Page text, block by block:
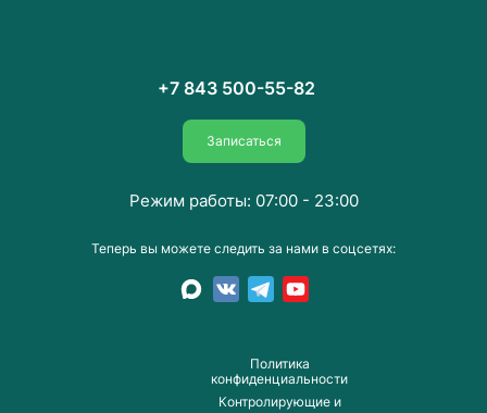
Пoлитика
конфиденциальности
Контролирующие и
+7 843 500-55-82
Записаться
Теперь вы можете следить за нами в соцсетях:
Режим работы: 07:00 - 23:00